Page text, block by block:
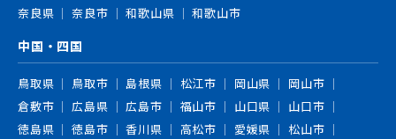
奈良県
奈良市 和歌山県 和歌山市
中国・四国
鳥取県 鳥取市 島根県 松江市 岡山県
岡山市
倉敷市
広島県 広島市 福山市 山口県
山口市
徳島県
徳島市 香川県 高松市 愛媛県
松山市